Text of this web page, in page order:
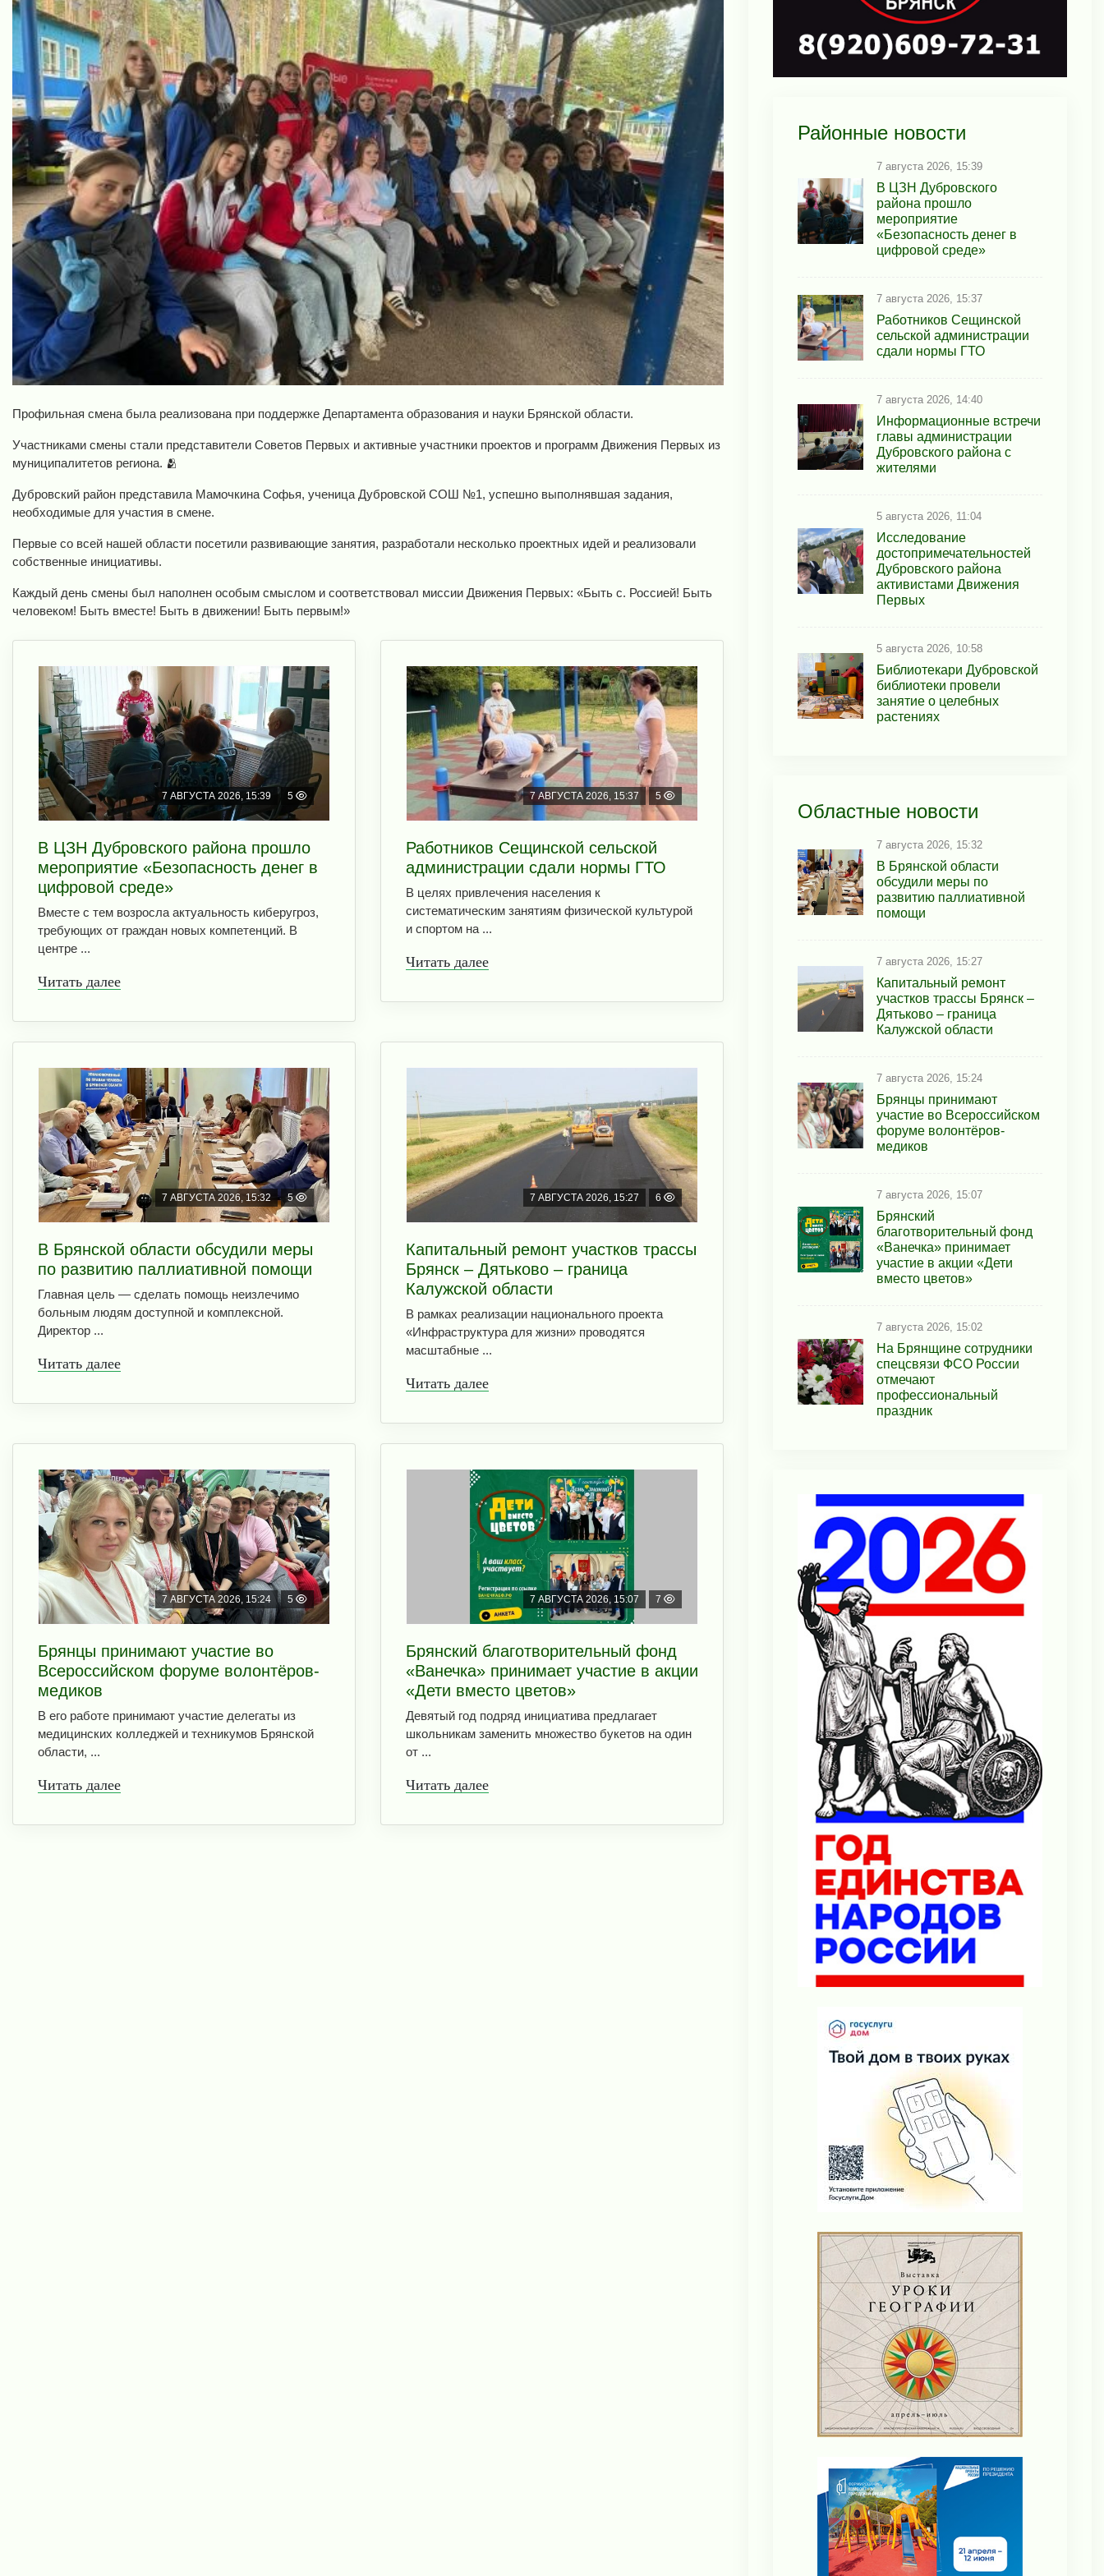
Профильная смена была реализована при поддержке Департамента образования и науки Брянской области.
Участниками смены стали представители Советов Первых и активные участники проектов и программ Движения Первых из
муниципалитетов региона. 🫂
Дубровский район представила Мамочкина Софья, ученица Дубровской СОШ №1, успешно выполнявшая задания,
необходимые для участия в смене.
Первые со всей нашей области посетили развивающие занятия, разработали несколько проектных идей и реализовали
собственные инициативы.
Каждый день смены был наполнен особым смыслом и соответствовал миссии Движения Первых: «Быть с. Россией! Быть
человеком! Быть вместе! Быть в движении! Быть первым!»
7 АВГУСТА 2026, 15:39 5
В ЦЗН Дубровского района прошло
мероприятие «Безопасность денег в
цифровой среде»
Вместе с тем возросла актуальность киберугроз,
требующих от граждан новых компетенций. В
центре ...
Читать далее
7 АВГУСТА 2026, 15:37 5
Работников Сещинской сельской
администрации сдали нормы ГТО
В целях привлечения населения к
систематическим занятиям физической культурой
и спортом на ...
Читать далее
7 АВГУСТА 2026, 15:32 5
В Брянской области обсудили меры
по развитию паллиативной помощи
Главная цель — сделать помощь неизлечимо
больным людям доступной и комплексной.
Директор ...
Читать далее
7 АВГУСТА 2026, 15:27 6
Капитальный ремонт участков трассы
Брянск – Дятьково – граница
Калужской области
В рамках реализации национального проекта
«Инфраструктура для жизни» проводятся
масштабные ...
Читать далее
7 АВГУСТА 2026, 15:24 5
Брянцы принимают участие во
Всероссийском форуме волонтёров-
медиков
В его работе принимают участие делегаты из
медицинских колледжей и техникумов Брянской
области, ...
Читать далее
7 АВГУСТА 2026, 15:07 7
Брянский благотворительный фонд
«Ванечка» принимает участие в акции
«Дети вместо цветов»
Девятый год подряд инициатива предлагает
школьникам заменить множество букетов на один
от ...
Читать далее
Районные новости
7 августа 2026, 15:39
В ЦЗН Дубровского
района прошло
мероприятие
«Безопасность денег в
цифровой среде»
7 августа 2026, 15:37
Работников Сещинской
сельской администрации
сдали нормы ГТО
7 августа 2026, 14:40
Информационные встречи
главы администрации
Дубровского района с
жителями
5 августа 2026, 11:04
Исследование
достопримечательностей
Дубровского района
активистами Движения
Первых
5 августа 2026, 10:58
Библиотекари Дубровской
библиотеки провели
занятие о целебных
растениях
Областные новости
7 августа 2026, 15:32
В Брянской области
обсудили меры по
развитию паллиативной
помощи
7 августа 2026, 15:27
Капитальный ремонт
участков трассы Брянск –
Дятьково – граница
Калужской области
7 августа 2026, 15:24
Брянцы принимают
участие во Всероссийском
форуме волонтёров-
медиков
7 августа 2026, 15:07
Брянский
благотворительный фонд
«Ванечка» принимает
участие в акции «Дети
вместо цветов»
7 августа 2026, 15:02
На Брянщине сотрудники
спецсвязи ФСО России
отмечают
профессиональный
праздник